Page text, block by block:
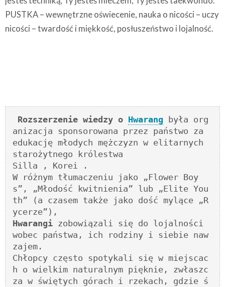
PUSTKA – wewnętrzne oświecenie, nauka o nicości – uczy
nicości – twardość i miękkość, posłuszeństwo i lojalność.
Rozszerzenie wiedzy o Hwarang była org
anizacja sponsorowana przez państwo za
edukację młodych mężczyzn w elitarnych
starożytnego królestwa
Silla , Korei .
W różnym tłumaczeniu jako „Flower Boy
s”, „Młodość kwitnienia” lub „Elite You
th” (a czasem także jako dość mylące „R
Hwarangi zobowiązali się do lojalności
wobec państwa, ich rodziny i siebie naw
zajem.
Chłopcy często spotykali się w miejscac
h o wielkim naturalnym pięknie, zwłaszc
za w świętych górach i rzekach, gdzie ś